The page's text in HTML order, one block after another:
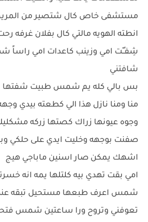
مستشفى خاص كال شتصير من
انطته الهويه مالتي كال بفلان غرفه
شِفـٍـْت امي وزينب كاعدات امي راساً
شافتني
بس بالي كله يم شمس طبيت شفتها
منا ومنا نازل هذا الي كطعته بيدي
وجوه عيونها زراك كصتها زركه
صفنت بوجهه وخليت ايدي على حلكي
اشهك يمكن صار اسنين ماباجي هيج
امي بقت تهدي بيه كلتلها يمه انه
شمس اعرف طبعها مستحيل تبقه
تعوفني وتروح ورا ساعتين شمس